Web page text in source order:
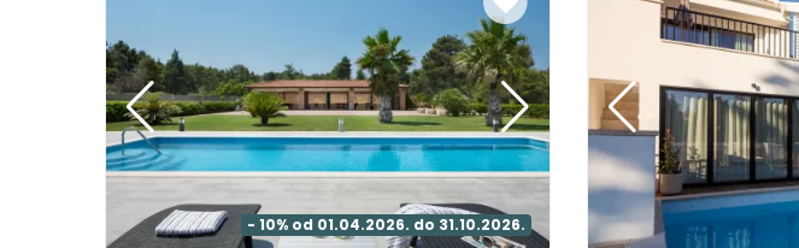
- 10% od 01.04.2026. do 31.10.2026.